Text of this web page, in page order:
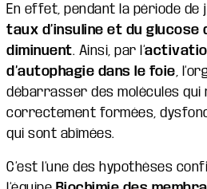
En effet, pendant la période de
taux d’insuline et du glucose
diminuent. Ainsi, par l’
d’autophagie dans le foie ,
débarrasser des molécules qui
correctement formées,
qui sont abîmées.
C’est l’une des hypothèses